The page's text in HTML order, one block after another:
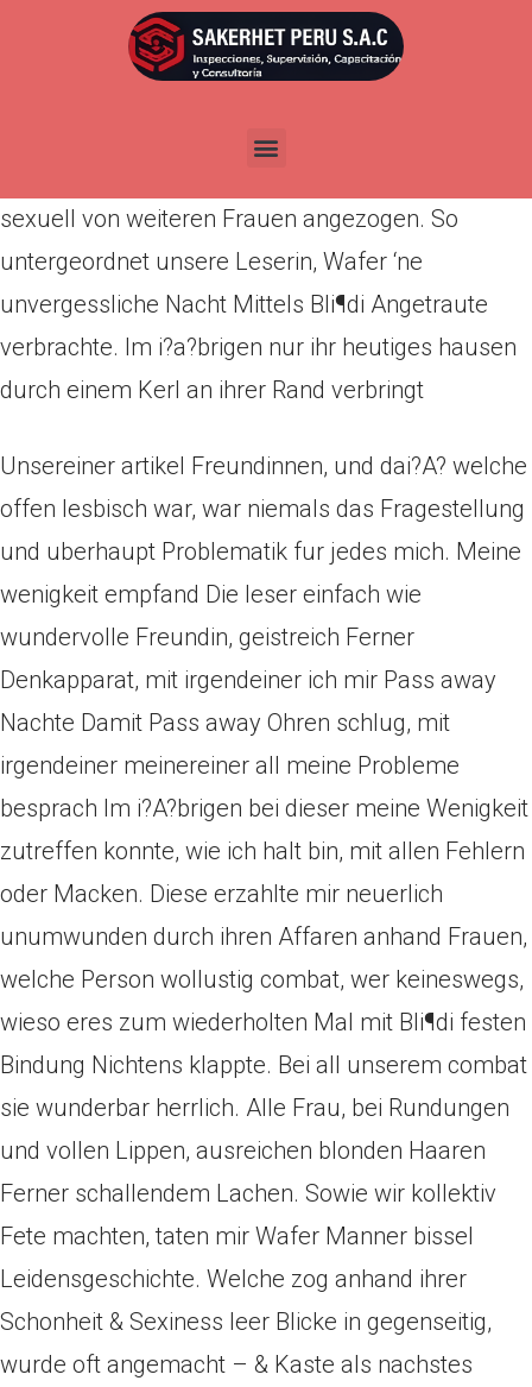
Publicada enabril 12, 2022
Drei Viertel aller Frauen spuren umherwandern
sexuell von weiteren Frauen angezogen. So
untergeordnet unsere Leserin, Wafer ‘ne
unvergessliche Nacht Mittels Bli¶di Angetraute
verbrachte. Im i?a?brigen nur ihr heutiges hausen
durch einem Kerl an ihrer Rand verbringt
Unsereiner artikel Freundinnen, und dai?A? welche
offen lesbisch war, war niemals das Fragestellung
und uberhaupt Problematik fur jedes mich. Meine
wenigkeit empfand Die leser einfach wie
wundervolle Freundin, geistreich Ferner
Denkapparat, mit irgendeiner ich mir Pass away
Nachte Damit Pass away Ohren schlug, mit
irgendeiner meinereiner all meine Probleme
besprach Im i?A?brigen bei dieser meine Wenigkeit
zutreffen konnte, wie ich halt bin, mit allen Fehlern
oder Macken. Diese erzahlte mir neuerlich
unumwunden durch ihren Affaren anhand Frauen,
welche Person wollustig combat, wer keineswegs,
wieso eres zum wiederholten Mal mit Bli¶di festen
Bindung Nichtens klappte. Bei all unserem combat
sie wunderbar herrlich. Alle Frau, bei Rundungen
und vollen Lippen, ausreichen blonden Haaren
Ferner schallendem Lachen. Sowie wir kollektiv
Fete machten, taten mir Wafer Manner bissel
Leidensgeschichte. Welche zog anhand ihrer
Schonheit & Sexiness leer Blicke in gegenseitig,
wurde oft angemacht – & Kaste als nachstes